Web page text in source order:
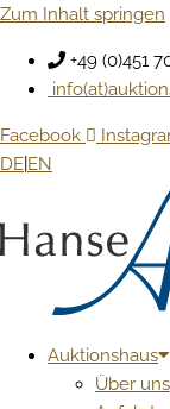
Zum Inhalt springen
+49 (0)451
Facebook
DE EN
Auktionshaus
Über uns